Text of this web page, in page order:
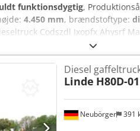
funktionsdygtig,
4.450 mm, brændstoftype:
Codszdl Ixopfx Ahysrf
god Sideskifter,
Neubörger 391
Diesel
Linde H80D-01